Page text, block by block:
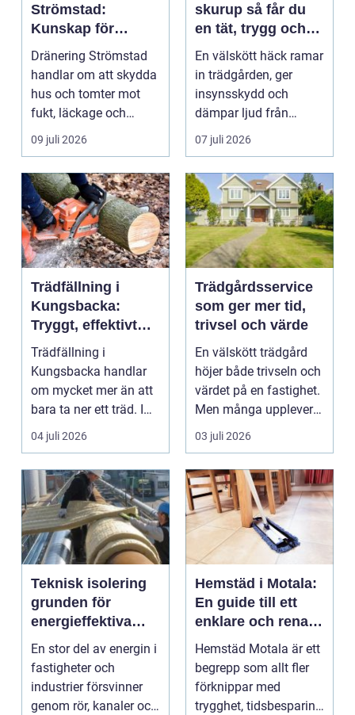
Strömstad:
Kunskap för
tryggare
husgrunder
Dränering Strömstad
handlar om att skydda
hus och tomter mot
fukt, läckage och
l&arin...
09 juli 2026
skurup så får du
en tät, trygg och
snygg häck året
runt
En välskött häck ramar
in trädgården, ger
insynsskydd och
dämpar ljud från
vägen. Samtidigt kan
07 juli 2026
Trädfällning i
Kungsbacka:
Tryggt, effektivt
och med omtanke
om hela tomten
Trädfällning i
Kungsbacka handlar
om mycket mer än att
bara ta ner ett träd. I
e...
04 juli 2026
Trädgårdsservice
som ger mer tid,
trivsel och värde
En välskött trädgård
höjer både trivseln och
värdet på en fastighet.
Men många upplever
att tiden, o...
03 juli 2026
Teknisk isolering
grunden för
energieffektiva
och säkra
byggnader
En stor del av energin i
fastigheter och
industrier försvinner
genom rör, kanaler och
Hemstäd i Motala:
En guide till ett
enklare och renare
vardagsliv
Hemstäd Motala är ett
begrepp som allt fler
förknippar med
trygghet, tidsbesparing